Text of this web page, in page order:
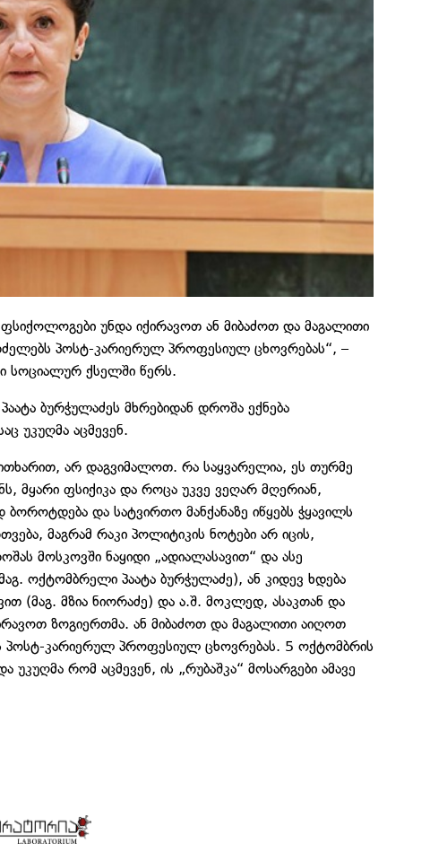
უნდა იქირავოთ ან მიბაძოთ და მაგალითი
პოსტ-კარიერულ პროფესიულ ცხოვრებას“, –
სოციალურ ქსელში წერს.
ბურჭულაძეს მხრებიდან დროშა ექნება
უკუღმა აცმევენ.
არ დაგვიმალოთ. რა საყვარელია, ეს თურმე
მყარი ფსიქიკა და როცა უკვე ვეღარ მღერიან,
და სატვირთო მანქანაზე იწყებს ჭყავილს
მაგრამ რაკი პოლიტიკის ნოტები არ იცის,
მოსკოვში ნაყიდი „ადიალასავით“ და ასე
ოქტომბრელი პაატა ბურჭულაძე), ან კიდევ ხდება
(მაგ. მზია ნიორაძე) და ა.შ. მოკლედ, ასაკთან და
ზოგიერთმა. ან მიბაძოთ და მაგალითი აიღოთ
პოსტ-კარიერულ პროფესიულ ცხოვრებას. 5 ოქტომბრის
რომ აცმევენ, ის „რუბაშკა“ მოსარგები ამავე